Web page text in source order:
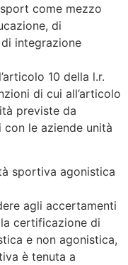
come mezzo
di
integrazione
10 della l.r.
di cui all’articolo
previste da
le aziende unità
sportiva agonistica
agli accertamenti
certificazione di
e non agonistica,
è tenuta a